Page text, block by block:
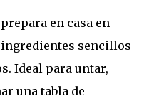
en casa en
sencillos
Ideal para untar,
una tabla de